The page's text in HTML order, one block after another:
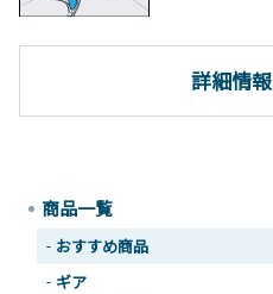
詳細情報
商品一覧
おすすめ商品
ギア